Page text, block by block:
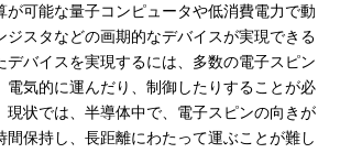
が可能な量子コンピュータや低消費電力で動
ジスタなどの画期的なデバイスが実現できる
デバイスを実現するには、多数の電子スピン
電気的に運んだり、制御したりすることが必
現状では、半導体中で、電子スピンの向きが
間保持し、長距離にわたって運ぶことが難し